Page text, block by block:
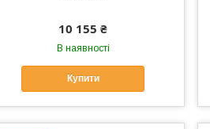
10 155 ₴
В наявності
Купити